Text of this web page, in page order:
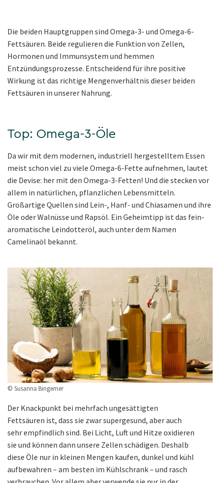
Die beiden Hauptgruppen sind Omega-3- und Omega-6-
Fettsäuren. Beide regulieren die Funktion von Zellen,
Hormonen und Immunsystem und hemmen
Entzündungsprozesse. Entscheidend für ihre positive
Wirkung ist das richtige Mengenverhältnis dieser beiden
Fettsäuren in unserer Nahrung.
Top: Omega-3-Öle
Da wir mit dem modernen, industriell hergestelltem Essen
meist schon viel zu viele Omega-6-Fette aufnehmen, lautet
die Devise: her mit den Omega-3-Fetten! Und die stecken vor
allem in natürlichen, pflanzlichen Lebensmitteln.
Großartige Quellen sind Lein-, Hanf- und Chiasamen und ihre
Öle oder Walnüsse und Rapsöl. Ein Geheimtipp ist das fein-
aromatische Leindotteröl, auch unter dem Namen
Camelinaöl bekannt.
© Susanna Bingemer
Der Knackpunkt bei mehrfach ungesättigten
Fettsäuren ist, dass sie zwar supergesund, aber auch
sehr empfindlich sind. Bei Licht, Luft und Hitze oxidieren
sie und können dann unsere Zellen schädigen. Deshalb
diese Öle nur in kleinen Mengen kaufen, dunkel und kühl
aufbewahren – am besten im Kühlschrank – und rasch